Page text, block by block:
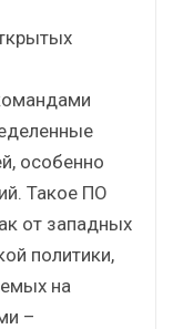
особенно
Такое ПО
от западных
политики,
на
–